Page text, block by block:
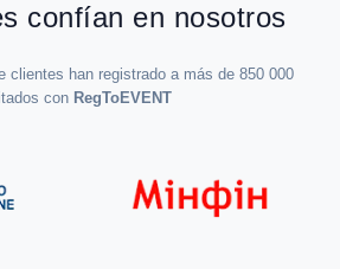
confían en nosotros
clientes han registrado a más de 850 000
con RegToEVENT